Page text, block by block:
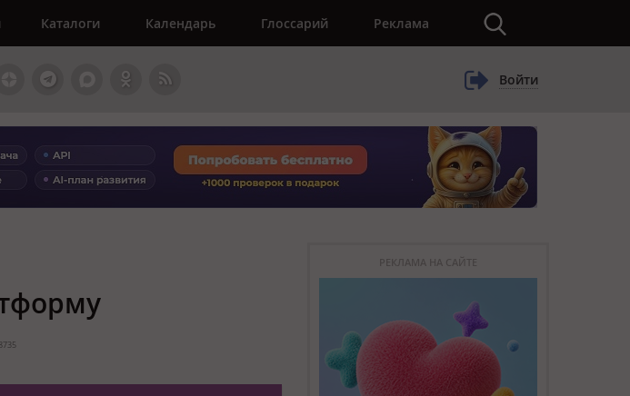
Каталоги Календарь Глоссарий Реклама
Войти
8735
РЕКЛАМА НА САЙТЕ